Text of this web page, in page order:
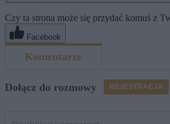
Czy ta strona może się przydać komuś z
Facebook